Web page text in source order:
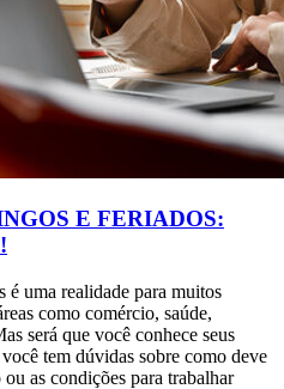
E FERIADOS:
é uma realidade para muitos
como comércio, saúde,
será que você conhece seus
tem dúvidas sobre como deve
as condições para trabalhar